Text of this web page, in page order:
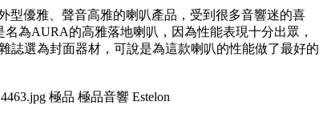
型優雅、聲音高雅的喇叭產品，受到很多音響迷的喜
名為AURA的高雅落地喇叭，因為性能表現十分出眾，
誌選為封面器材，可說是為這款喇叭的性能做了最好的